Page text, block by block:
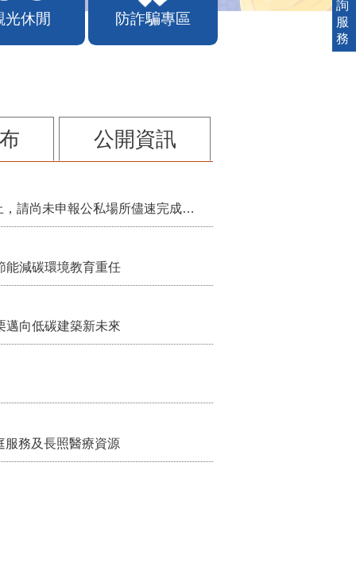
光休閒 防詐騙專區
公開資訊
115年第2季固定源空污費申報已於7月底截止，請尚未申報公私場所儘速完成申繳，以免面臨滯納金及罰鍰!
減碳環境教育重任
向低碳建築新未來
服務及長照醫療資源
詢
服
務